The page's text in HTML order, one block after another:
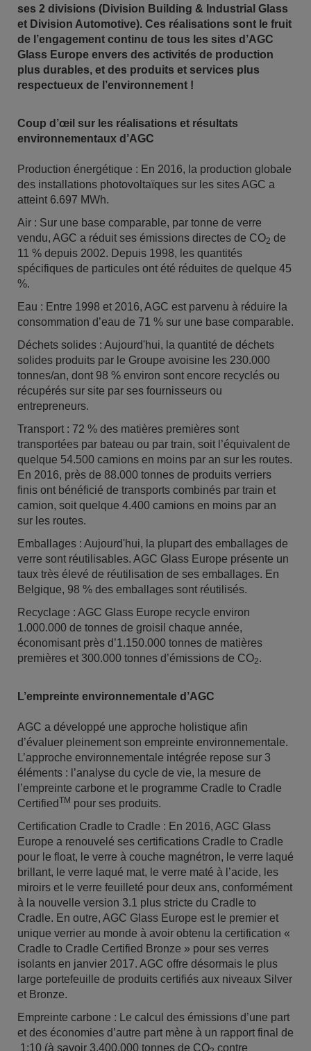
ses 2 divisions (Division Building & Industrial Glass
et Division Automotive). Ces réalisations sont le fruit
de l’engagement continu de tous les sites d’AGC
Glass Europe envers des activités de production
plus durables, et des produits et services plus
respectueux de l’environnement !
Coup d’œil sur les réalisations et résultats
environnementaux d’AGC
Production énergétique : En 2016, la production globale
des installations photovoltaïques sur les sites AGC a
atteint 6.697 MWh.
Air : Sur une base comparable, par tonne de verre
vendu, AGC a réduit ses émissions directes de CO2 de
11 % depuis 2002. Depuis 1998, les quantités
spécifiques de particules ont été réduites de quelque 45
%.
Eau : Entre 1998 et 2016, AGC est parvenu à réduire la
consommation d’eau de 71 % sur une base comparable.
Déchets solides : Aujourd'hui, la quantité de déchets
solides produits par le Groupe avoisine les 230.000
tonnes/an, dont 98 % environ sont encore recyclés ou
récupérés sur site par ses fournisseurs ou
entrepreneurs.
Transport : 72 % des matières premières sont
transportées par bateau ou par train, soit l’équivalent de
quelque 54.500 camions en moins par an sur les routes.
En 2016, près de 88.000 tonnes de produits verriers
finis ont bénéficié de transports combinés par train et
camion, soit quelque 4.400 camions en moins par an
sur les routes.
Emballages : Aujourd'hui, la plupart des emballages de
verre sont réutilisables. AGC Glass Europe présente un
taux très élevé de réutilisation de ses emballages. En
Belgique, 98 % des emballages sont réutilisés.
Recyclage : AGC Glass Europe recycle environ
1.000.000 de tonnes de groisil chaque année,
économisant près d’1.150.000 tonnes de matières
premières et 300.000 tonnes d’émissions de CO2.
L’empreinte environnementale d’AGC
AGC a développé une approche holistique afin
d’évaluer pleinement son empreinte environnementale.
L’approche environnementale intégrée repose sur 3
éléments : l’analyse du cycle de vie, la mesure de
l’empreinte carbone et le programme Cradle to Cradle
CertifiedTM pour ses produits.
Certification Cradle to Cradle : En 2016, AGC Glass
Europe a renouvelé ses certifications Cradle to Cradle
pour le float, le verre à couche magnétron, le verre laqué
brillant, le verre laqué mat, le verre maté à l’acide, les
miroirs et le verre feuilleté pour deux ans, conformément
à la nouvelle version 3.1 plus stricte du Cradle to
Cradle. En outre, AGC Glass Europe est le premier et
unique verrier au monde à avoir obtenu la certification «
Cradle to Cradle Certified Bronze » pour ses verres
isolants en janvier 2017. AGC offre désormais le plus
large portefeuille de produits certifiés aux niveaux Silver
et Bronze.
Empreinte carbone : Le calcul des émissions d’une part
et des économies d’autre part mène à un rapport final de
1:10 (à savoir 3.400.000 tonnes de CO
contre